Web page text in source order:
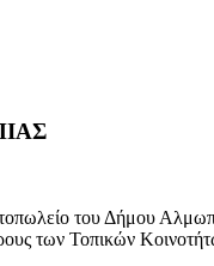
του Δήμου
Τοπικών